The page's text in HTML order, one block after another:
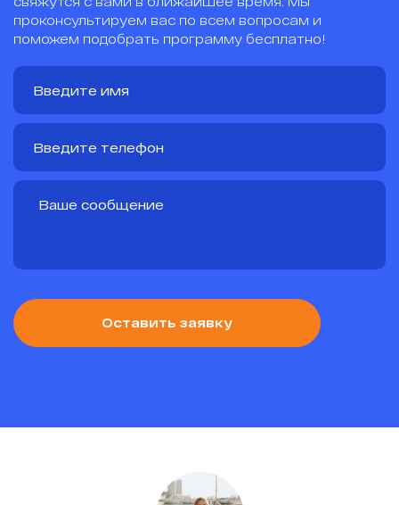
проконсультируем вас по всем вопросам и
поможем подобрать программу бесплатно!
Оставить заявку